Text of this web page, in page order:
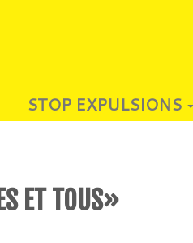
STOP EXPULSIONS
ET TOUS»